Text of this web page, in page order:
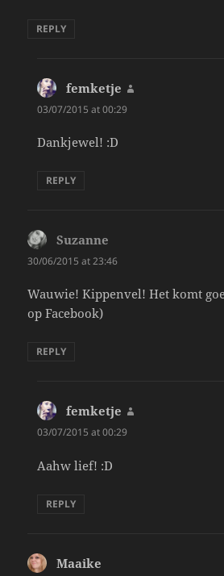
REPLY
femketje
03/07/2015 at 00:29
Dankjewel! :D
REPLY
Suzanne
30/06/2015 at 23:46
Wauwie! Kippenvel! Het komt
op Facebook)
REPLY
femketje
03/07/2015 at 00:29
Aahw lief! :D
REPLY
Maaike